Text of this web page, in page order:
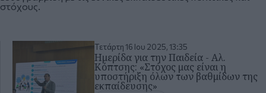
στόχους.
Τετάρτη 16 Ιου 2025, 13:35
Ημερίδα για την Παιδεία - Αλ.
Κόπτσης: «Στόχος μας είναι η
υποστήριξη όλων των βαθμίδων της
εκπαίδευσης»